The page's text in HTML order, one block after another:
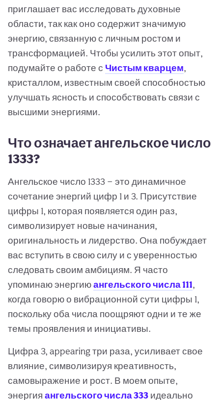
приглашает вас исследовать духовные
области, так как оно содержит значимую
энергию, связанную с личным ростом и
трансформацией. Чтобы усилить этот опыт,
подумайте о работе с Чистым кварцем,
кристаллом, известным своей способностью
улучшать ясность и способствовать связи с
высшими энергиями.
Что означает ангельское число
1333?
Ангельское число 1333 — это динамичное
сочетание энергий цифр 1 и 3. Присутствие
цифры 1, которая появляется один раз,
символизирует новые начинания,
оригинальность и лидерство. Она побуждает
вас вступить в свою силу и с уверенностью
следовать своим амбициям. Я часто
упоминаю энергиюангельского числа 111,
когда говорю о вибрационной сути цифры 1,
поскольку оба числа поощряют одни и те же
темы проявления и инициативы.
Цифра 3, appearing три раза, усиливает свое
влияние, символизируя креативность,
самовыражение и рост. В моем опыте,
энергия ангельского числа 333 идеально